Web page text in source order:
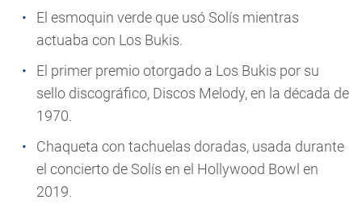
El esmoquin verde que usó Solís mientras
actuaba con Los Bukis.
El primer premio otorgado a Los Bukis por su
sello discográfico, Discos Melody, en la década de
1970.
Chaqueta con tachuelas doradas, usada durante
el concierto de Solís en el Hollywood Bowl en
2019.